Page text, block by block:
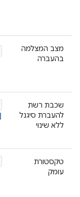
מצב המצלמה
בהעברה
שכבת רשת
להעברת סיגנל
ללא שינוי
טקסטורת
עומק